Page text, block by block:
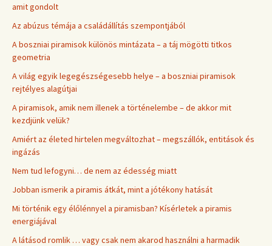
amit gondolt
Az abúzus témája a családállítás szempontjából
A boszniai piramisok különös mintázata – a táj mögötti titkos
geometria
A világ egyik legegészségesebb helye – a boszniai piramisok
rejtélyes alagútjai
A piramisok, amik nem illenek a történelembe – de akkor mit
kezdjünk velük?
Amiért az életed hirtelen megváltozhat – megszállók, entitások és
ingázás
Nem tud lefogyni… de nem az édesség miatt
Jobban ismerik a piramis átkát, mint a jótékony hatását
Mi történik egy élőlénnyel a piramisban? Kísérletek a piramis
energiájával
A látásod romlik … vagy csak nem akarod használni a harmadik